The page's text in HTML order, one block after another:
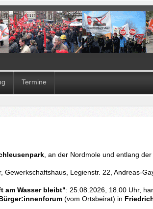
Termine
, an der Nordmole und entlang
Gewerkschaftshaus, Legienstr. 22, Andreas-
am Wasser bleibt": 25.08.2026, 18.00 Uhr,
(vom Ortsbeirat) in